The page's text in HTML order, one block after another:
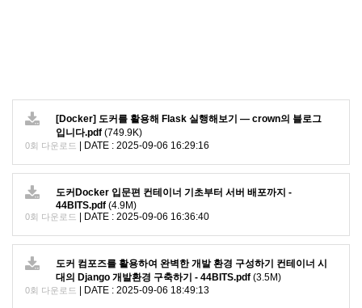
[Docker] 도커를 활용해 Flask 실행해보기 — crown의 블로그
입니다.pdf (749.9K)
0회 다운로드 DATE : 2025-09-06 16:29:16
도커Docker 입문편 컨테이너 기초부터 서버 배포까지 -
44BITS.pdf (4.9M)
0회 다운로드 DATE : 2025-09-06 16:36:40
도커 컴포즈를 활용하여 완벽한 개발 환경 구성하기 컨테이너 시
대의 Django 개발환경 구축하기 - 44BITS.pdf (3.5M)
0회 다운로드 DATE : 2025-09-06 18:49:13